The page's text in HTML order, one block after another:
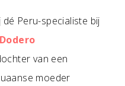
Peru-specialiste bij
van een
moeder